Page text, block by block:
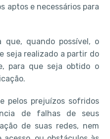
aptos e necessários para
que, quando possível, o
seja realizado a partir do
para que seja obtido o
pelos prejuízos sofridos
de falhas de seus
de suas redes, nem